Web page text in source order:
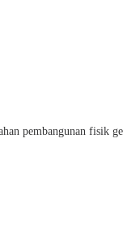
pembangunan fisik